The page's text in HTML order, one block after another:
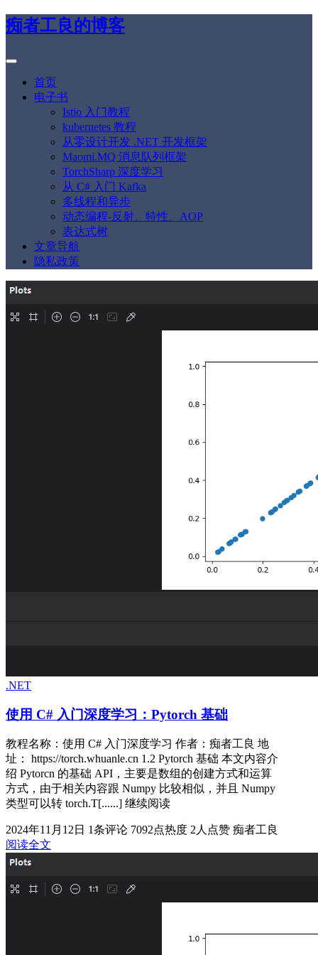
痴者工良的博客
首页
电子书
Istio 入门教程
kubernetes 教程
从零设计开发 .NET 开发框架
Maomi.MQ 消息队列框架
TorchSharp 深度学习
从 C# 入门 Kafka
多线程和异步
动态编程-反射、特性、AOP
表达式树
文章导航
隐私政策
.NET
使用 C# 入门深度学习：Pytorch 基础
教程名称：使用 C# 入门深度学习 作者：痴者工良 地
址： https://torch.whuanle.cn 1.2 Pytorch 基础 本文内容介
绍 Pytorcn 的基础 API，主要是数组的创建方式和运算
方式，由于相关内容跟 Numpy 比较相似，并且 Numpy
类型可以转 torch.T[......] 继续阅读
2024年11月12日 1条评论 7092点热度 2人点赞 痴者工良
阅读全文